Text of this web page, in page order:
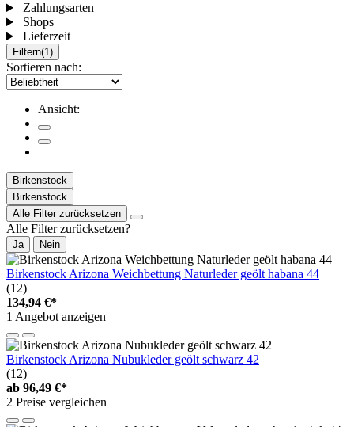
Zahlungsarten
Shops
Lieferzeit
Filtern(1)
Sortieren nach:
Ansicht:
Birkenstock
Birkenstock
Alle Filter zurücksetzen
Alle Filter zurücksetzen?
Ja Nein
Birkenstock Arizona Weichbettung Naturleder geölt habana 44
(12)
134,94 €*
1 Angebot anzeigen
Birkenstock Arizona Nubukleder geölt schwarz 42
(12)
ab 96,49 €*
2 Preise vergleichen